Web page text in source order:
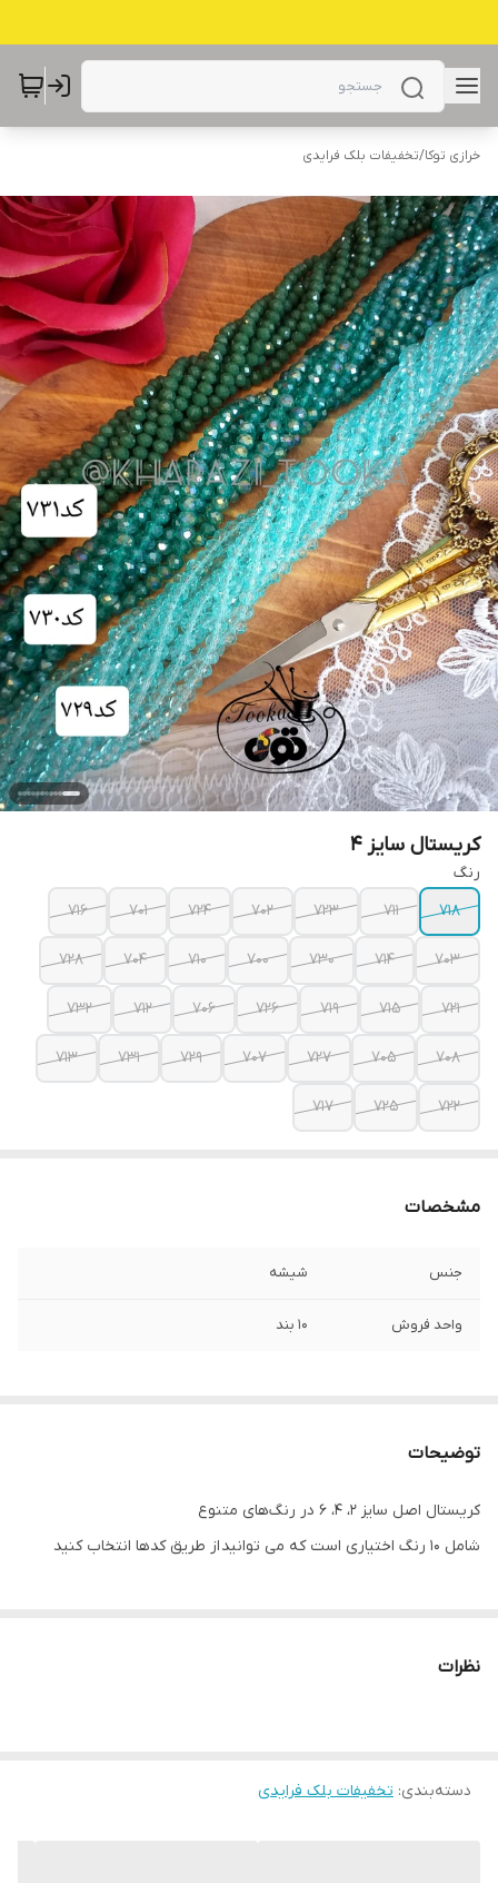
خرازی توکا/تخفیفات بلک فرایدی
کریستال سایز ۴
رنگ
۷۱۸
۷۱۱ ۷۲۳ ۷۰۲ ۷۲۴ ۷۰۱ ۷۱۶
۷۰۳ ۷۱۴ ۷۳۰ ۷۰۰ ۷۱۰ ۷۰۴ ۷۲۸
۷۲۱ ۷۱۵ ۷۱۹ ۷۲۶ ۷۰۶ ۷۱۲ ۷۳۲
۷۰۸ ۷۰۵ ۷۲۷ ۷۰۷ ۷۲۹ ۷۳۱ ۷۱۳
۷۲۲ ۷۲۵ ۷۱۷
مشخصات
جنس شیشه
واحد فروش ۱۰ بند
توضیحات
کریستال اصل سایز ۲، ۴، ۶ در رنگ‌های متنوع
شامل ۱۰ رنگ اختیاری است که می توانید از طریق کدها انتخاب کنید
نظرات
دسته‌بندی: تخفیفات بلک فرایدی